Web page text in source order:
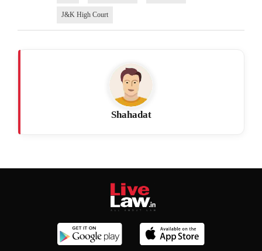
J&K High Court
Shahadat